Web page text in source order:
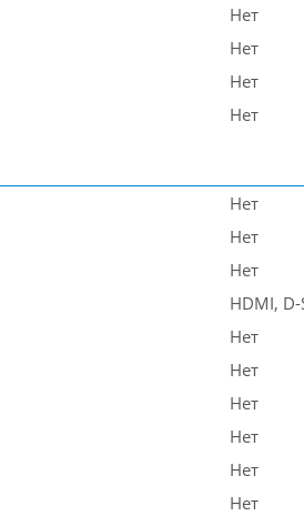
Нет
Нет
Нет
Нет
Нет
Нет
Нет
HDMI, D-
Нет
Нет
Нет
Нет
Нет
Нет